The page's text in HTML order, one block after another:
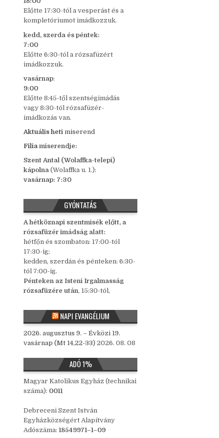
Előtte 17:30-tól a vesperást és a
kompletóriumot imádkozzuk.
kedd, szerda és péntek:
7:00
Előtte 6:30-tól a rózsafüzért
imádkozzuk.
vasárnap:
9:00
Előtte 8:45-től szentségimádás
vagy 8:30-tól rózsafüzér-
imádkozás van.
Aktuális heti miserend
Filia miserendje:
Szent Antal (Wolaffka-telepi)
kápolna (Wolaffka u. 1.):
vasárnap: 7:30
GYÓNTATÁS
A hétköznapi szentmisék előtt, a
rózsafüzér imádság alatt:
hétfőn és szombaton: 17:00-tól
17:30-ig;
kedden, szerdán és pénteken: 6:30-
tól 7:00-ig.
Pénteken az Isteni Irgalmasság
rózsafüzére után, 15:30-tól,
NAPI EVANGÉLIUM
2026. augusztus 9. – Évközi 19.
vasárnap (Mt 14,22-33) 2026. 08. 08
ADÓ 1%
Magyar Katolikus Egyház (technikai
száma): 0011
Debreceni Szent István
Egyházközségért Alapítvány
Adószáma:18549971–1–09